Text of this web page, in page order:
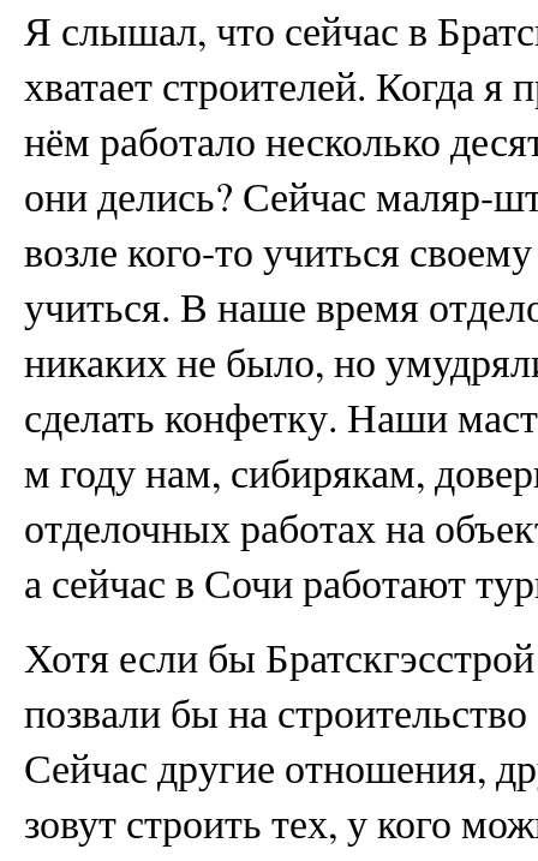
Я слышал, что сейчас в
хватает строителей. Когда я
нём работало несколько
они делись? Сейчас маляр-
возле кого-то учиться
учиться. В наше время
никаких не было, но
сделать конфетку. Наши
м году нам, сибирякам,
отделочных работах на
а сейчас в Сочи работают
Хотя если бы
позвали бы на
Сейчас другие отношения,
зовут строить тех, у кого